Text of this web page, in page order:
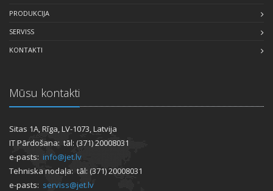
PRODUKCIJA
SERVISS
KONTAKTI
Mūsu kontakti
Sitas 1A, Rīga, LV-1073, Latvija
IT Pārdošana: tāl: (371) 20008031
e-pasts: info@jet.lv
Tehniska nodaļa: tāl: (371) 20008031
e-pasts: serviss@jet.lv